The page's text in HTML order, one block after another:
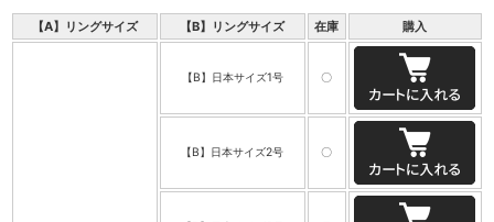
【A】リングサイズ 【B】リングサイズ 在庫 購入
【B】日本サイズ1号 〇
【B】日本サイズ2号 〇